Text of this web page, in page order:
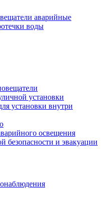
аварийные
воды
установки
установки внутри
освещения
безопасности и эвакуации